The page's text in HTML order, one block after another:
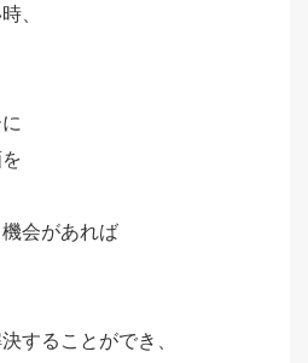
、
会があれば
することができ、